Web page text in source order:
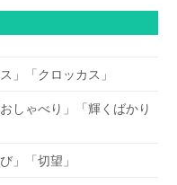
」「クロッカス」
おしゃべり」「輝くばかり
」「切望」